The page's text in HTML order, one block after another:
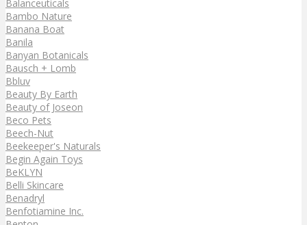
Balanceuticals
Bambo Nature
Banana Boat
Banila
Banyan Botanicals
Bausch + Lomb
Bbluv
Beauty By Earth
Beauty of Joseon
Beco Pets
Beech-Nut
Beekeeper's Naturals
Begin Again Toys
BeKLYN
Belli Skincare
Benadryl
Benfotiamine Inc.